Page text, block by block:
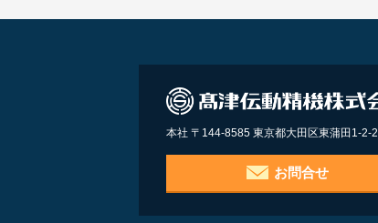
本社 〒144-8585 東京都大田区東蒲田1-2-2
お問合せ